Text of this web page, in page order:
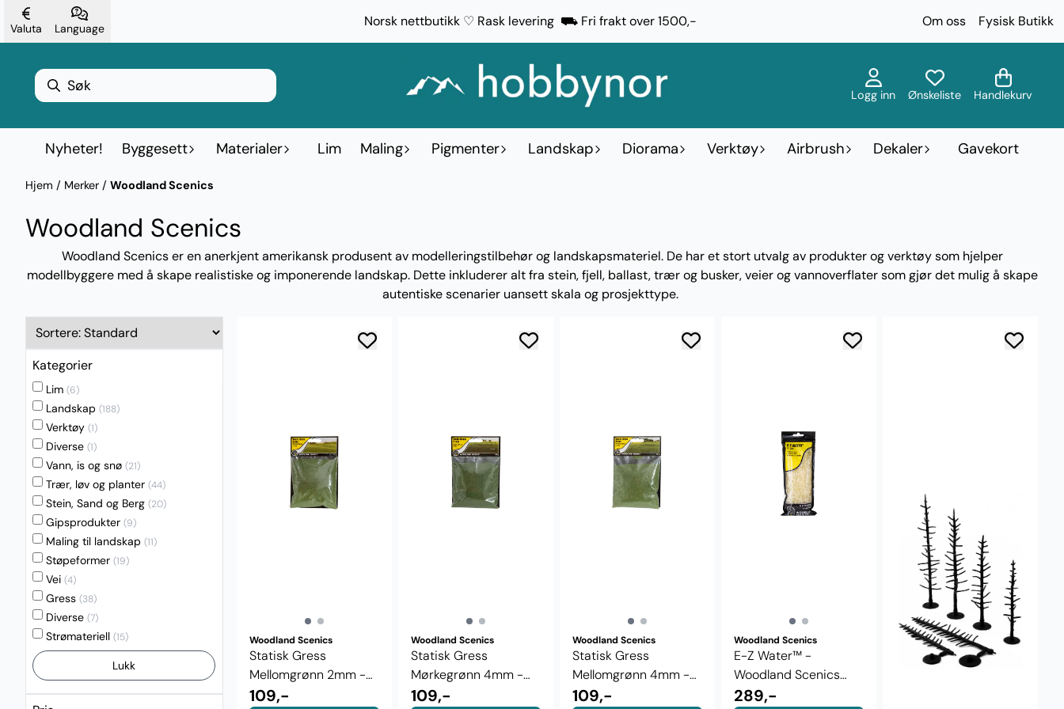
Hopp til innhold
Valuta Language Norsk nettbutikk ♡ Rask levering ⛟ Fri frakt over 1500,- Om oss Fysisk Butikk
Logg inn Ønskeliste Handlekurv
Nyheter! Byggesett Materialer Lim Maling Pigmenter Landskap Diorama Verktøy Airbrush Dekaler Gavekort
Hjem / Merker / Woodland Scenics
Woodland Scenics
Woodland Scenics er en anerkjent amerikansk produsent av modelleringstilbehør og landskapsmateriel. De har et stort utvalg av produkter og verktøy som hjelper
modellbyggere med å skape realistiske og imponerende landskap. Dette inkluderer alt fra stein, fjell, ballast, trær og busker, veier og vannoverflater som gjør det mulig å skape
autentiske scenarier uansett skala og prosjekttype.
Kategorier
Lim (6)
Landskap (188)
Verktøy (1)
Diverse (1)
Vann, is og snø (21)
Trær, løv og planter (44)
Stein, Sand og Berg (20)
Gipsprodukter (9)
Maling til landskap (11)
Støpeformer (19)
Vei (4)
Gress (38)
Diverse (7)
Strømateriell (15)
Lukk
Woodland Scenics
Statisk Gress
Mellomgrønn 2mm -
Woodland Scenics ...
109,-
Woodland Scenics
Statisk Gress
Mørkegrønn 4mm -
Woodland Scenics ...
109,-
Woodland Scenics
Statisk Gress
Mellomgrønn 4mm -
Woodland Scenics ...
109,-
Woodland Scenics
E-Z Water™ -
Woodland Scenics
C1206
289,-